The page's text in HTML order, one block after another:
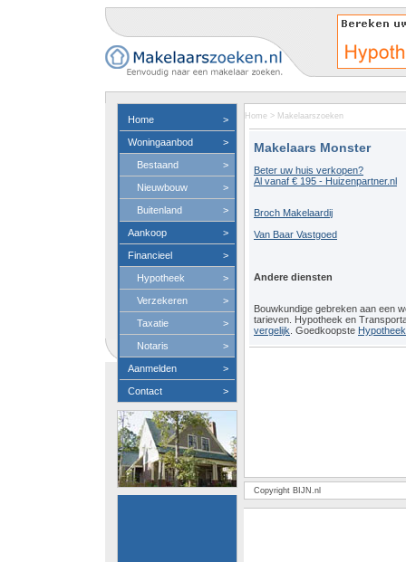
Home >
Woningaanbod >
Bestaand >
Nieuwbouw >
Buitenland >
Aankoop >
Financieel >
Hypotheek >
Verzekeren >
Taxatie >
Notaris >
Aanmelden >
Contact >
Home > Makelaarszoeken
Makelaars Monster
Beter uw huis verkopen?
Al vanaf € 195 - Huizenpartner.nl
Broch Makelaardij
Van Baar Vastgoed
Andere diensten
Bouwkundige gebreken aan een
tarieven. Hypotheek en
vergelijk . Goedkoopste
Copyright BIJN.nl